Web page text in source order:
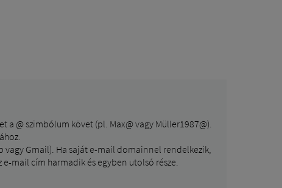
@ szimbólum követ (pl. Max@ vagy Müller1987@).
vagy Gmail). Ha saját e-mail domainnel rendelkezik,
e-mail cím harmadik és egyben utolsó része.